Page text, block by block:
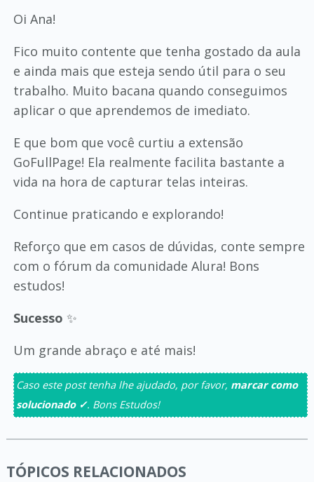
Oi Ana!
Fico muito contente que tenha gostado da aula
e ainda mais que esteja sendo útil para o seu
trabalho. Muito bacana quando conseguimos
aplicar o que aprendemos de imediato.
E que bom que você curtiu a extensão
GoFullPage! Ela realmente facilita bastante a
vida na hora de capturar telas inteiras.
Continue praticando e explorando!
Reforço que em casos de dúvidas, conte sempre
com o fórum da comunidade Alura! Bons
estudos!
Sucesso ✨
Um grande abraço e até mais!
Caso este post tenha lhe ajudado, por favor, marcar como
solucionado ✓. Bons Estudos!
TÓPICOS RELACIONADOS